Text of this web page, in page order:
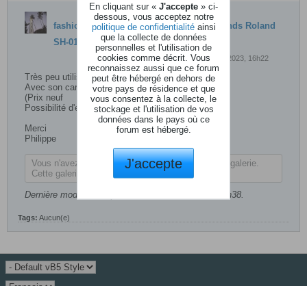
fashion a crée une discussion[VENDU] Vends Roland
SH-01A
24 août 2023, 16h22
Très peu utilisé, comme neuf.
Avec son carton complet et son câble USB.
(Prix neuf
Possibilité d'envoi.
Merci
Philippe
Vous n'avez pas la permission de visualiser cette galerie.
Cette galerie contient 4 photo(s).
Dernière modification par 27 août 2023, 17h38.
Tags: Aucun(e)
En cliquant sur « J'accepte » ci-
dessous, vous acceptez notre
politique de confidentialitéainsi
que la collecte de données
personnelles et l'utilisation de
cookies comme décrit. Vous
reconnaissez aussi que ce forum
peut être hébergé en dehors de
votre pays de résidence et que
vous consentez à la collecte, le
stockage et l'utilisation de vos
données dans le pays où ce
forum est hébergé.
J'accepte